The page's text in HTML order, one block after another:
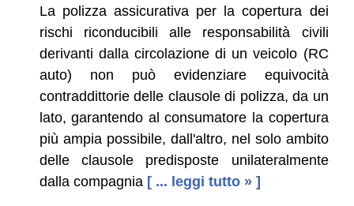
La polizza assicurativa per la copertura dei
rischi riconducibili alle responsabilità civili
derivanti dalla circolazione di un veicolo (RC
auto) non può evidenziare equivocità
contraddittorie delle clausole di polizza, da un
lato, garantendo al consumatore la copertura
più ampia possibile, dall'altro, nel solo ambito
delle clausole predisposte unilateralmente
dalla compagnia [ ... leggi tutto » ]